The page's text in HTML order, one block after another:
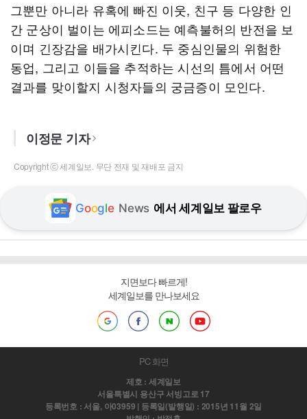
그뿐만 아니라 유혹에 빠진 이웃, 친구 등 다양한 인
간 군상이 벌이는 에피소드는 예측불허의 반전을 보
이며 긴장감을 배가시킨다. 두 중심인물의 위험한
동업, 그리고 이들을 추적하는 시선의 틈에서 어떤
결과를 맞이할지 시청자들의 궁금증이 모인다.
이정문 기자
Copyright ⓒ 세계일보. 무단 전재 및 재배포 금지
Google News 에서 세계일보 팔로우
지면보다 빠르게!
세계일보를 만나보세요
PC 화면
제호 : 세계일보
서울특별시 용산구 서빙고로 17
등록번호 : 서울, 아03959 | 등록일(발행일) : 2015년 11월 2일